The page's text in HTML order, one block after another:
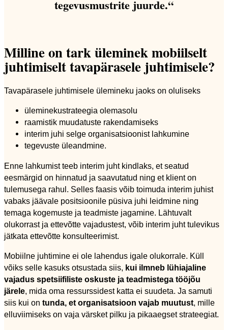
tegevusmustrite juurde.“
Milline on tark üleminek mobiilselt
juhtimiselt tavapärasele juhtimisele?
Tavapärasele juhtimisele ülemineku jaoks on oluliseks
üleminekustrateegia olemasolu
raamistik muudatuste rakendamiseks
interim juhi selge organisatsioonist lahkumine
tegevuste üleandmine.
Enne lahkumist teeb interim juht kindlaks, et seatud
eesmärgid on hinnatud ja saavutatud ning et klient on
tulemusega rahul. Selles faasis võib toimuda interim juhist
vabaks jäävale positsioonile püsiva juhi leidmine ning
temaga kogemuste ja teadmiste jagamine. Lähtuvalt
olukorrast ja ettevõtte vajadustest, võib interim juht tulevikus
jätkata ettevõtte konsulteerimist.
Mobiilne juhtimine ei ole lahendus igale olukorrale. Küll
võiks selle kasuks otsustada siis, kui ilmneb lühiajaline
vajadus spetsiifiliste oskuste ja teadmistega tööjõu
järele, mida oma ressurssidest katta ei suudeta. Ja samuti
siis kui on tunda, et organisatsioon vajab muutust, mille
elluviimiseks on vaja värsket pilku ja pikaaegset strateegiat.